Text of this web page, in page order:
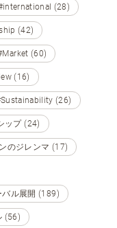
(28)
(42)
(60)
(16)
(26)
ップ (24)
のジレンマ (17)
バル展開 (189)
(56)